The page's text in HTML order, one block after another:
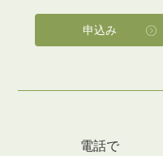
申込み
電話で